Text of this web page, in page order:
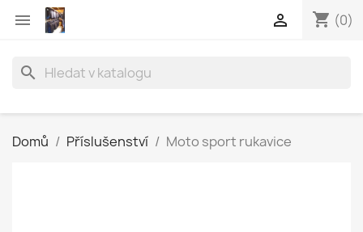
 shopping_cart (0)

search
Domů Příslušenství Moto sport rukavice